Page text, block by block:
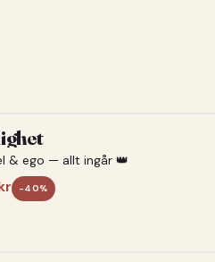
& ego — allt ingår 👑
-40%